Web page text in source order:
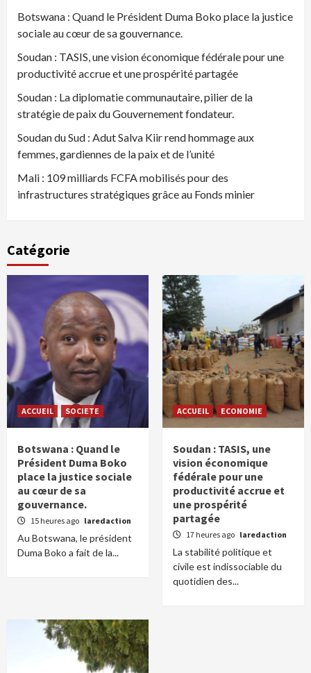
Botswana : Quand le Président Duma Boko place la justice
sociale au cœur de sa gouvernance.
Soudan : TASIS, une vision économique fédérale pour une
productivité accrue et une prospérité partagée
Soudan : La diplomatie communautaire, pilier de la
stratégie de paix du Gouvernement fondateur.
Soudan du Sud : Adut Salva Kiir rend hommage aux
femmes, gardiennes de la paix et de l’unité
Mali : 109 milliards FCFA mobilisés pour des
infrastructures stratégiques grâce au Fonds minier
Catégorie
ACCUEIL SOCIETE
Botswana : Quand le
Président Duma Boko
place la justice sociale
au cœur de sa
gouvernance.
15 heures ago laredaction
Au Botswana, le président
Duma Boko a fait de la...
ACCUEIL ECONOMIE
Soudan : TASIS, une
vision économique
fédérale pour une
productivité accrue et
une prospérité
partagée
17 heures ago laredaction
La stabilité politique et
civile est indissociable du
quotidien des...